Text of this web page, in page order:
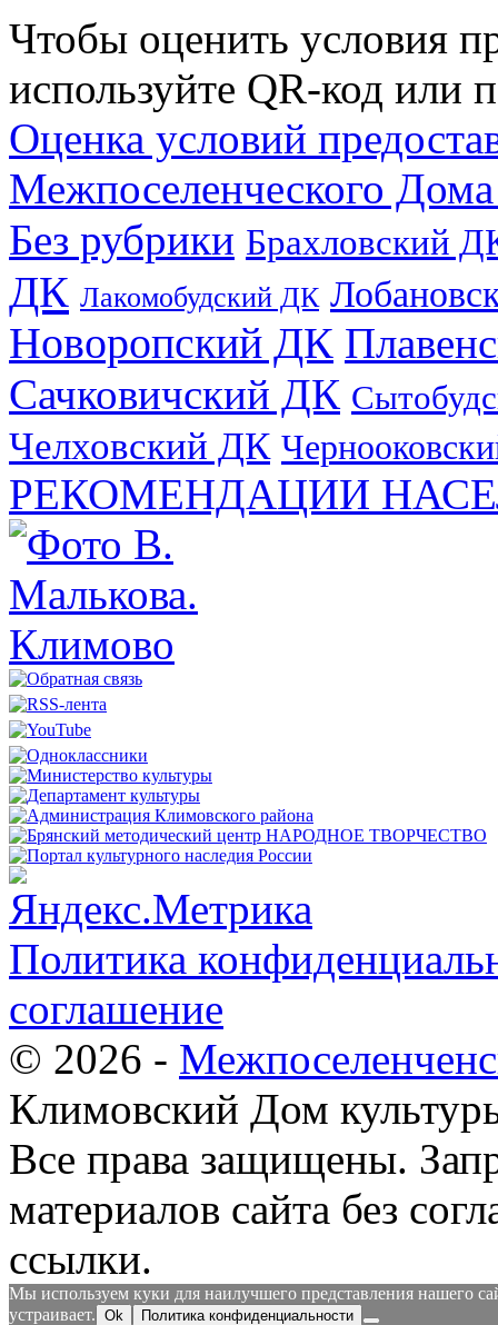
Чтобы оценить условия
используйте QR-код или
Оценка условий
Межпоселенческого
Без рубрики Брахловский
ДК Лакомобудский ДК
Новоропский ДК
Сачковичский ДК
Челховский ДК
РЕКОМЕНДАЦИИ
Политика
соглашение
© 2026 -
Климовский Дом
Все права защищены.
материалов сайта без
ссылки.
Мы используем куки для наилучшего представления нашего
устраивает. Ok Политика конфиденциальности